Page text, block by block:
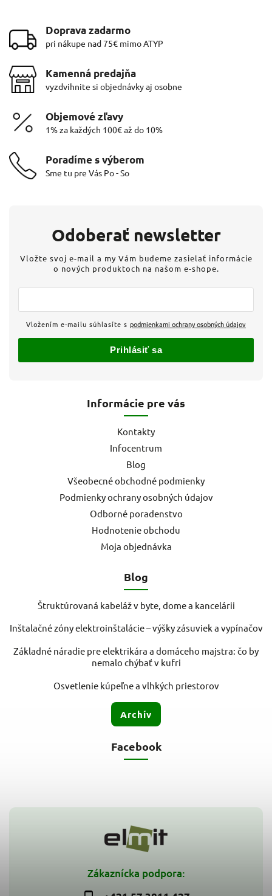
Doprava zadarmo
pri nákupe nad 75€ mimo ATYP
Kamenná predajňa
vyzdvihnite si objednávky aj osobne
Objemové zľavy
1% za každých 100€ až do 10%
Poradíme s výberom
Sme tu pre Vás Po - So
Zákaznícka podpora:
Informácie pre vás
Kontakty
Infocentrum
Blog
Všeobecné obchodné podmienky
Podmienky ochrany osobných údajov
Odborné poradenstvo
Hodnotenie obchodu
Moja objednávka
Blog
Štruktúrovaná kabeláž v byte, dome a kancelárii
Inštalačné zóny elektroinštalácie – výšky zásuviek a vypínačov
Základné náradie pre elektrikára a domáceho majstra: čo by
nemalo chýbať v kufri
Osvetlenie kúpeľne a vlhkých priestorov
Archív
Odoberať newsletter
Vložte svoj e-mail a my Vám budeme zasielať informácie
o nových produktoch na našom e-shope.
Vložením e-mailu súhlasíte s podmienkami ochrany osobných údajov
Prihlásiť sa
Facebook